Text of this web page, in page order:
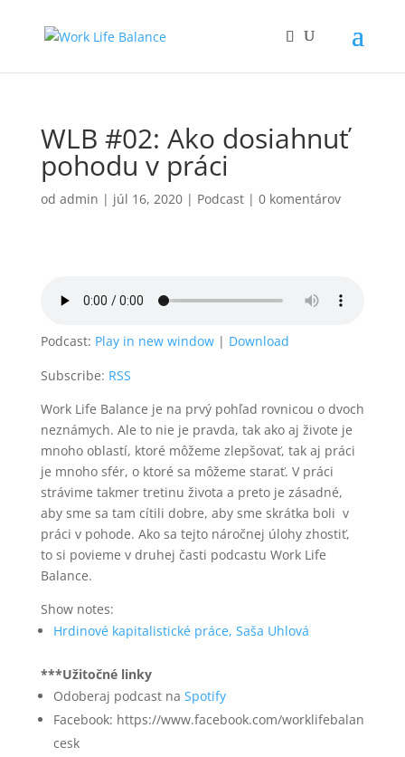
WLB #02: Ako dosiahnuť
pohodu v práci
od admin | júl 16, 2020| Podcast| 0 komentárov
Podcast: Play in new window| Download
Subscribe: RSS
Work Life Balance je na prvý pohľad rovnicou o dvoch
neznámych. Ale to nie je pravda, tak ako aj živote je
mnoho oblastí, ktoré môžeme zlepšovať, tak aj práci
je mnoho sfér, o ktoré sa môžeme starať. V práci
strávime takmer tretinu života a preto je zásadné,
aby sme sa tam cítili dobre, aby sme skrátka boli v
práci v pohode. Ako sa tejto náročnej úlohy zhostiť,
to si povieme v druhej časti podcastu Work Life
Balance.
Show notes:
Hrdinové kapitalistické práce, Saša Uhlová
***Užitočné linky
Odoberaj podcast na Spotify
Facebook: https://www.facebook.com/worklifebalan
cesk